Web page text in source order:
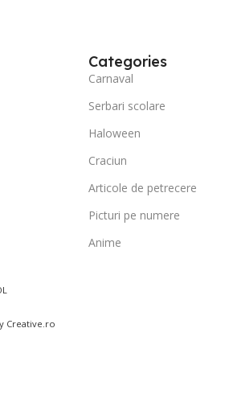
Categories
Carnaval
Serbari scolare
Haloween
Craciun
Articole de petrecere
Picturi pe numere
Anime
Creative.ro